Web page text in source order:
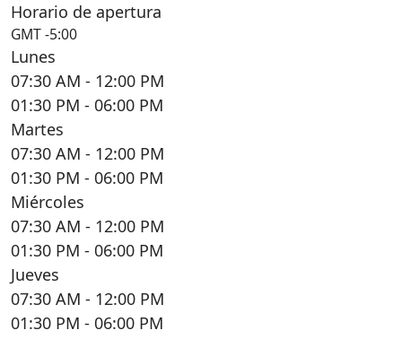
Horario de apertura
GMT -5:00
Lunes
07:30 AM - 12:00 PM
01:30 PM - 06:00 PM
Martes
07:30 AM - 12:00 PM
01:30 PM - 06:00 PM
Miércoles
07:30 AM - 12:00 PM
01:30 PM - 06:00 PM
Jueves
07:30 AM - 12:00 PM
01:30 PM - 06:00 PM